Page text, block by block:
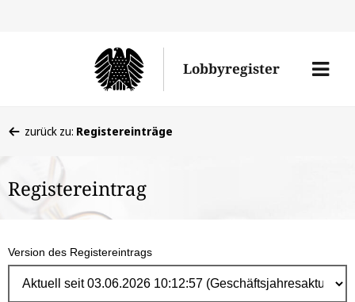
Lobbyregister
Menü
befinden
hier:
zurück zu: Registereinträge
Registereintrag
Version des Registereintrags